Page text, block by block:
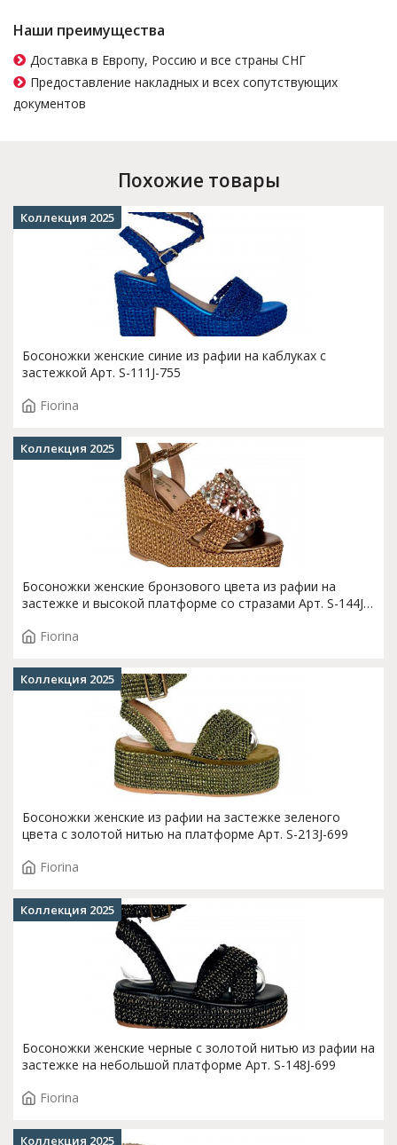
Наши преимущества
Доставка в Европу, Россию и все страны СНГ
Предоставление накладных и всех сопутствующих
документов
Похожие товары
Босоножки женские синие из рафии на каблуках с
застежкой Арт. S-111J-755
Fiorina
Коллекция 2025
Босоножки женские бронзового цвета из рафии на
застежке и высокой платформе со стразами Арт. S-144J-
Fiorina
Коллекция 2025
Босоножки женские из рафии на застежке зеленого
цвета с золотой нитью на платформе Арт. S-213J-699
Fiorina
Коллекция 2025
Босоножки женские черные с золотой нитью из рафии на
застежке на небольшой платформе Арт. S-148J-699
Fiorina
Коллекция 2025
Коллекция 2025